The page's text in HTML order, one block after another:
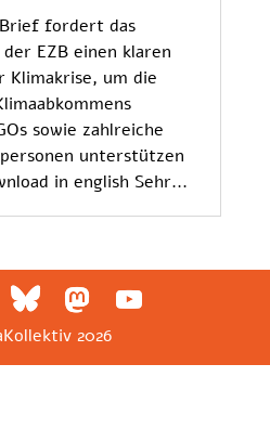
fordert das
EZB einen klaren
Klimakrise, um die
sowie zahlreiche
unterstützen
in english Sehr...
2026